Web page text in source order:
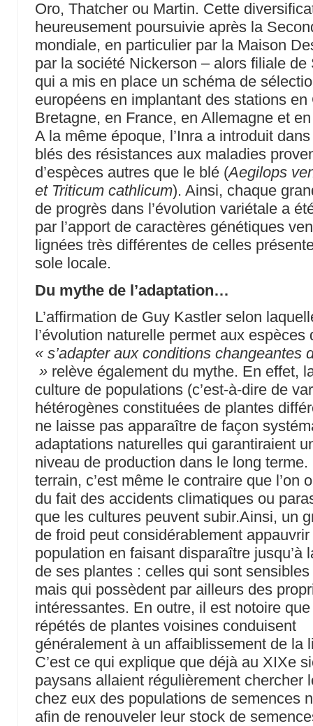
Oro, Thatcher ou Martin. Cette
heureusement poursuivie après la
mondiale, en particulier par la Maison
par la société Nickerson – alors filiale de
qui a mis en place un schéma de
européens en implantant des stations en
Bretagne, en France, en Allemagne et
A la même époque, l’Inra a introduit
blés des résistances aux maladies
d’espèces autres que le blé (Aegilops
et Triticum cathlicum). Ainsi, chaque
de progrès dans l’évolution variétale a
par l’apport de caractères génétiques
lignées très différentes de celles
sole locale.
Du mythe de l’adaptation…
L’affirmation de Guy Kastler selon
l’évolution naturelle permet aux espèces
« s’adapter aux conditions changeantes
» relève également du mythe. En effet,
culture de populations (c’est-à-dire de
hétérogènes constituées de plantes
ne laisse pas apparaître de façon
adaptations naturelles qui garantiraient
niveau de production dans le long terme.
terrain, c’est même le contraire que l’on
du fait des accidents climatiques ou
que les cultures peuvent subir.Ainsi, un
de froid peut considérablement
population en faisant disparaître jusqu’à
de ses plantes : celles qui sont
mais qui possèdent par ailleurs des
intéressantes. En outre, il est notoire
répétés de plantes voisines conduisent
généralement à un affaiblissement de la
C’est ce qui explique que déjà au XIXe
paysans allaient régulièrement chercher
chez eux des populations de semences
afin de renouveler leur stock de